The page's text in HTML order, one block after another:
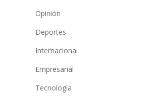
Opinión
Deportes
Internacional
Empresarial
Tecnología